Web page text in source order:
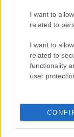
I want to
related to
I want to
related to
functionality
user
pēc